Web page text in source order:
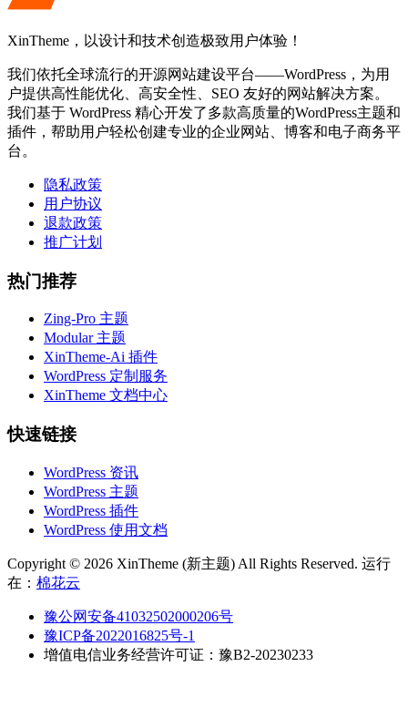
XinTheme，以设计和技术创造极致用户体验！
我们依托全球流行的开源网站建设平台——WordPress，为用
户提供高性能优化、高安全性、SEO 友好的网站解决方案。
我们基于 WordPress 精心开发了多款高质量的WordPress主题和
插件，帮助用户轻松创建专业的企业网站、博客和电子商务平
台。
隐私政策
用户协议
退款政策
推广计划
热门推荐
Zing-Pro 主题
Modular 主题
XinTheme-Ai 插件
WordPress 定制服务
XinTheme 文档中心
快速链接
WordPress 资讯
WordPress 主题
WordPress 插件
WordPress 使用文档
Copyright © 2026 XinTheme (新主题) All Rights Reserved. 运行
在： 棉花云
豫公网安备41032502000206号
豫ICP备2022016825号-1
增值电信业务经营许可证：豫B2-20230233